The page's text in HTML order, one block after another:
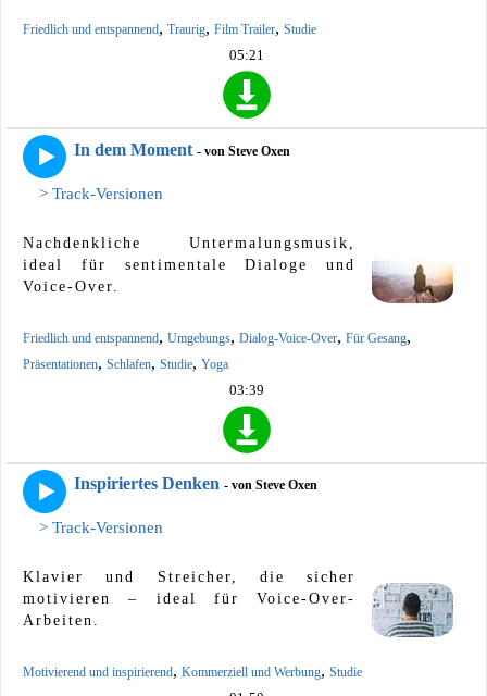
Friedlich und entspannend, Traurig, Film Trailer, Studie
05:21
In dem Moment - von Steve Oxen
> Track-Versionen
Nachdenkliche Untermalungsmusik,
ideal für sentimentale Dialoge und
Voice-Over.
Friedlich und entspannend, Umgebungs, Dialog-Voice-Over, Für Gesang,
Präsentationen, Schlafen, Studie, Yoga
03:39
Inspiriertes Denken - von Steve Oxen
> Track-Versionen
Klavier und Streicher, die sicher
motivieren – ideal für Voice-Over-
Arbeiten.
Motivierend und inspirierend, Kommerziell und Werbung, Studie